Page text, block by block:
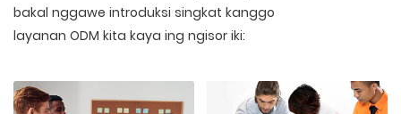
bakal nggawe introduksi singkat kanggo
layanan ODM kita kaya ing ngisor iki: